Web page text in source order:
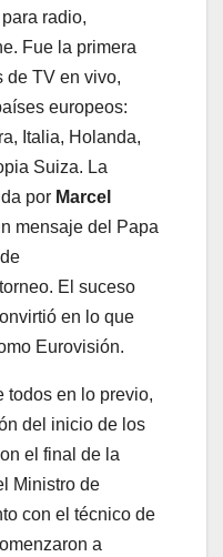
radio,
Fue la primera
de TV en vivo,
europeos:
Italia, Holanda,
Suiza. La
por Marcel
mensaje del Papa
El suceso
en lo que
Eurovisión.
todos en lo previo,
del inicio de los
el final de la
Ministro de
con el técnico de
a